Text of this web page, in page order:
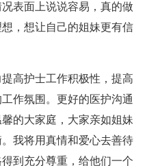
表面上说说容易，真的做
，想让自己的姐妹更有信
高护士工作积极性，提高
作氛围。更好的医护沟通
的大家庭，大家亲如姐妹
我将用真情和爱心去善待
到充分尊重，给他们一个